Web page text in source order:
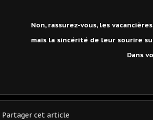
Non, rassurez-vous, les
mais la sincérité de leur sourire
Dans
Partager cet article